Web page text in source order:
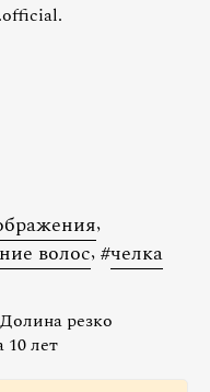
,
волос, #челка
резко
10 лет